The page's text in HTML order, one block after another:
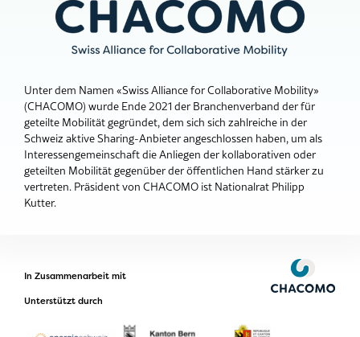
Unter dem Namen «Swiss Alliance for Collaborative Mobility»
(CHACOMO) wurde Ende 2021 der Branchenverband der für
geteilte Mobilität gegründet, dem sich sich zahlreiche in der
Schweiz aktive Sharing-Anbieter angeschlossen haben, um als
Interessengemeinschaft die Anliegen der kollaborativen oder
geteilten Mobilität gegenüber der öffentlichen Hand stärker zu
vertreten. Präsident von CHACOMO ist Nationalrat Philipp
Kutter.
In Zusammenarbeit mit
Unterstützt durch